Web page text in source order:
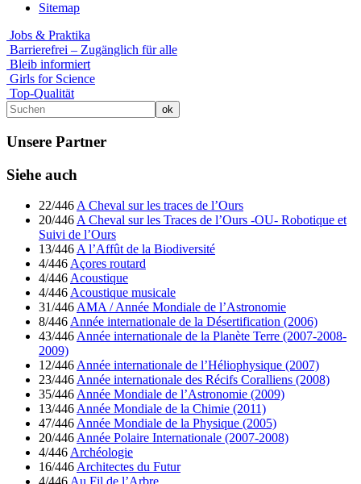
Sitemap
Jobs & Praktika
Barrierefrei – Zugänglich für alle
Bleib informiert
Girls for Science
Top-Qualität
Unsere Partner
Siehe auch
22/446A Cheval sur les traces de l’Ours
20/446A Cheval sur les Traces de l’Ours -OU- Robotique et
Suivi de l’Ours
13/446A l’Affût de la Biodiversité
4/446Açores routard
4/446Acoustique
4/446Acoustique musicale
31/446AMA / Année Mondiale de l’Astronomie
8/446Année internationale de la Désertification (2006)
43/446Année internationale de la Planète Terre (2007-2008-
2009)
12/446Année internationale de l’Héliophysique (2007)
23/446Année internationale des Récifs Coralliens (2008)
35/446Année Mondiale de l’Astronomie (2009)
13/446Année Mondiale de la Chimie (2011)
47/446Année Mondiale de la Physique (2005)
20/446Année Polaire Internationale (2007-2008)
4/446Archéologie
16/446Architectes du Futur